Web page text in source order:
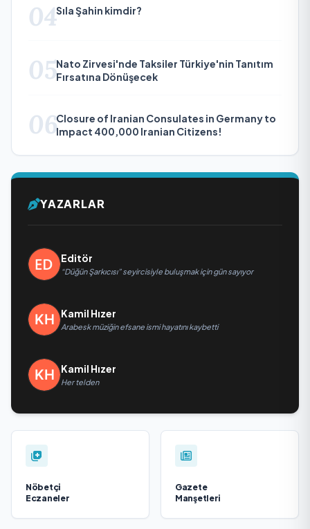
04Sıla Şahin kimdir?
05Nato Zirvesi'nde Taksiler Türkiye'nin Tanıtım
Fırsatına Dönüşecek
06Closure of Iranian Consulates in Germany to
Impact 400,000 Iranian Citizens!
YAZARLAR
Editör
“Düğün Şarkıcısı” seyircisiyle buluşmak için gün sayıyor
Kamil Hızer
Arabesk müziğin efsane ismi hayatını kaybetti
Kamil Hızer
Her telden
Nöbetçi
Eczaneler
Gazete
Manşetleri